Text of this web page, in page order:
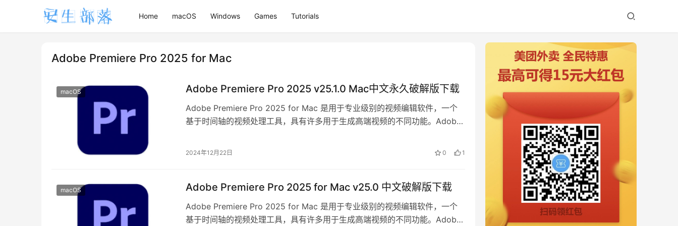
Home macOS Windows Games Tutorials
Adobe Premiere Pro 2025 for Mac
macOS Adobe Premiere Pro 2025 v25.1.0 Mac中文永久破解版下载
Adobe Premiere Pro 2025 for Mac 是用于专业级别的视频编辑软件，一个
基于时间轴的视频处理工具，具有许多用于生成高端视频的不同功能。Adobe
2024年12月22日 0 1
macOS Adobe Premiere Pro 2025 for Mac v25.0 中文破解版下载
Adobe Premiere Pro 2025 for Mac 是用于专业级别的视频编辑软件，一个
基于时间轴的视频处理工具，具有许多用于生成高端视频的不同功能。Adobe